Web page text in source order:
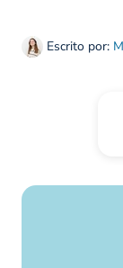
Escrito por: